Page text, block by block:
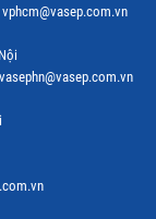
vphcm@vasep.com.vn